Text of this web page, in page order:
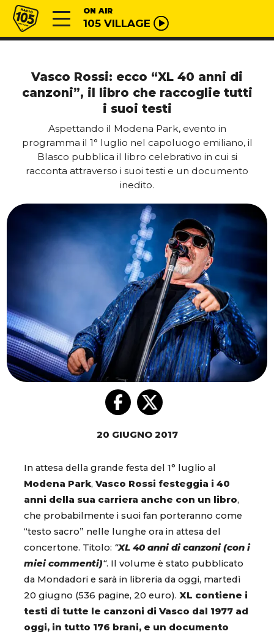
Vai al contenuto
Radio 105 ON AIR
105 VILLAGE
Vasco Rossi: ecco “XL 40 anni di
canzoni”, il libro che raccoglie tutti
i suoi testi
Aspettando il Modena Park, evento in
programma il 1° luglio nel capoluogo emiliano, il
Blasco pubblica il libro celebrativo in cui si
racconta attraverso i suoi testi e un documento
inedito.
20 GIUGNO 2017
In attesa della grande festa del 1° luglio al
Modena Park, Vasco Rossi festeggia i 40
anni della sua carriera anche con un libro,
che probabilmente i suoi fan porteranno come
“testo sacro” nelle lunghe ora in attesa del
concertone. Titolo: “XL 40 anni di canzoni (con i
miei commenti)“. Il volume è stato pubblicato
da Mondadori e sarà in libreria da oggi, martedì
20 giugno (536 pagine, 20 euro). XL contiene i
testi di tutte le canzoni di Vasco dal 1977 ad
oggi, in tutto 176 brani, e un documento